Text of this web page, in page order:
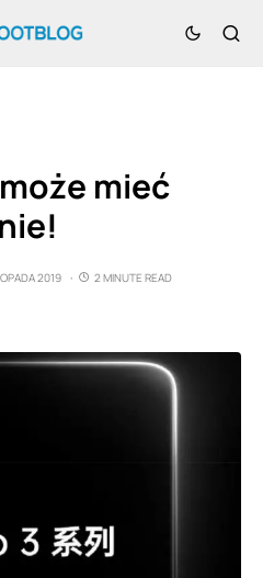
mieć
2019
2 MINUTE READ